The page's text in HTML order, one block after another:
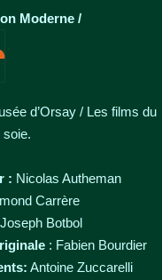
Moderne /
d’Orsay / Les films du
soie.
: Nicolas Autheman
Carrère
Joseph Botbol
: Fabien Bourdier
Antoine Zuccarelli